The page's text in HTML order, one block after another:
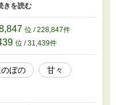
いに全く好みじゃない、恋
人がなぜか惹かれ合って
い年した性格真逆なバリタ
み合わないハードモード
椚田涼司（クヌギダリョ
ロ30歳 9月20日生まれ乙
のサラリーマン。 イケメ
当たり良し。 当然モテる
佐倉文明（サクラアヤメ）
位 / 228,847件
位 / 31,439件
ぼの
甘々